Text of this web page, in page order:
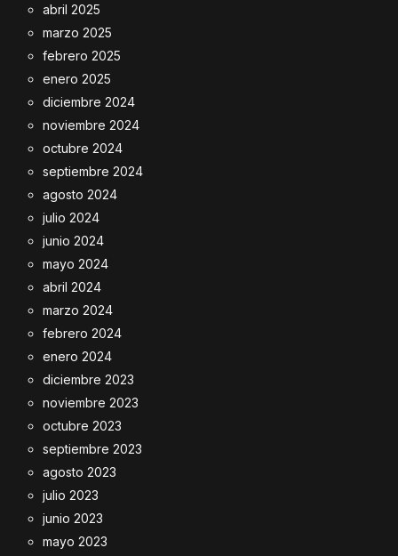
abril 2025
marzo 2025
febrero 2025
enero 2025
diciembre 2024
noviembre 2024
octubre 2024
septiembre 2024
agosto 2024
julio 2024
junio 2024
mayo 2024
abril 2024
marzo 2024
febrero 2024
enero 2024
diciembre 2023
noviembre 2023
octubre 2023
septiembre 2023
agosto 2023
julio 2023
junio 2023
mayo 2023